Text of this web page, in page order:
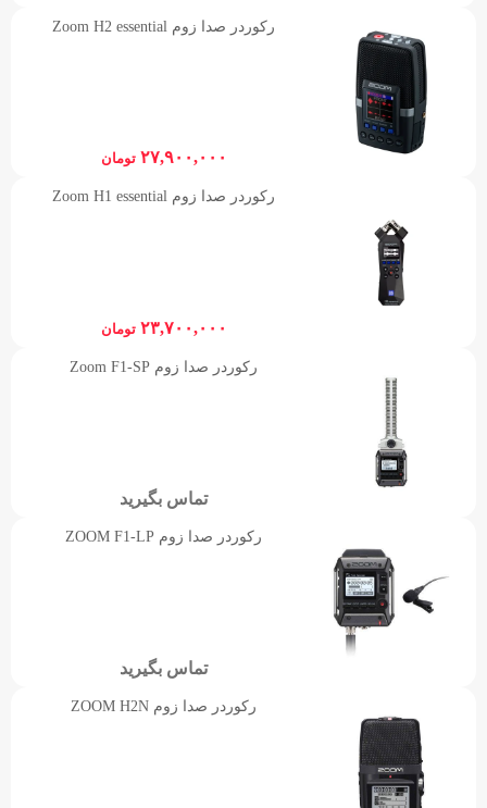
رکوردر صدا زوم Zoom H2 essential
۲۷,۹۰۰,۰۰۰ تومان
رکوردر صدا زوم Zoom H1 essential
۲۳,۷۰۰,۰۰۰ تومان
رکوردر صدا زوم Zoom F1-SP
تماس بگیرید
رکوردر صدا زوم ZOOM F1-LP
تماس بگیرید
رکوردر صدا زوم ZOOM H2N